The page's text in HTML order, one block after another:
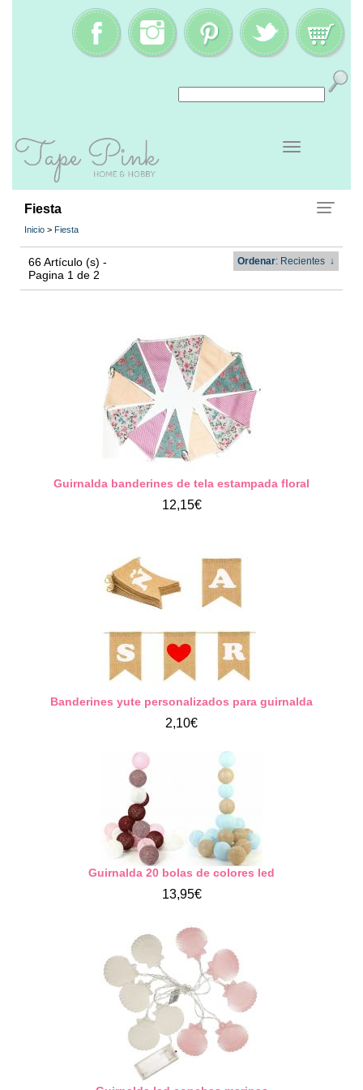
Fiesta
Inicio > Fiesta
66 Artículo (s) -
Pagina 1 de 2
Ordenar: Recientes↓
Guirnalda banderines de tela estampada floral
12,15€
Banderines yute personalizados para guirnalda
2,10€
Guirnalda 20 bolas de colores led
13,95€